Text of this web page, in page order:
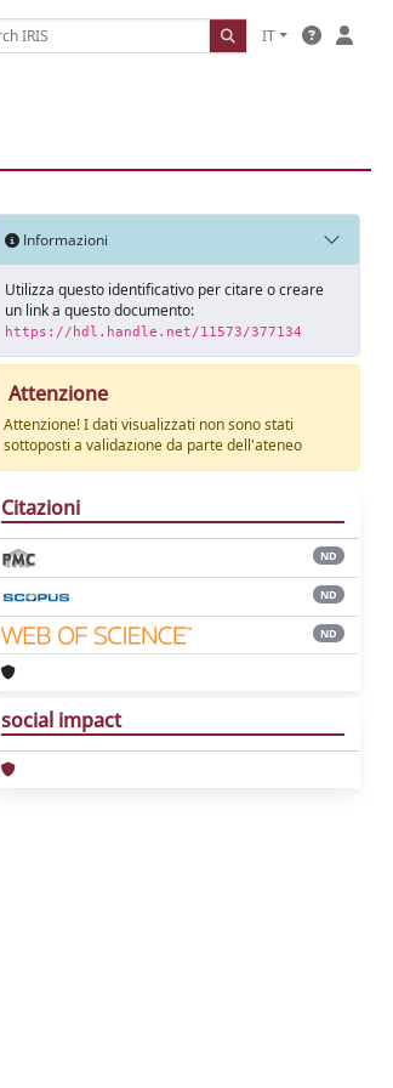
IT
Informazioni
Utilizza questo identificativo per citare o creare
un link a questo documento:
https://hdl.handle.net/11573/377134
Attenzione
Attenzione! I dati visualizzati non sono stati
sottoposti a validazione da parte dell'ateneo
Citazioni
ND
ND
ND
social impact